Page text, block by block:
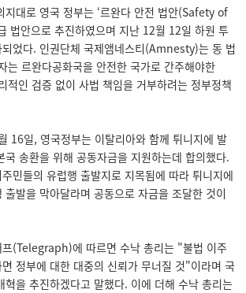
지대로 영국 정부는 ‘르완다 안전 법안(Safety of
법안으로 추진하였으며 지난 12월 12일 하원 투
었다. 인권단체 국제앰네스티(Amnesty)는 동 법
는 르완다공화국을 안전한 국가로 간주해야한
적인 검증 없이 사법 책임을 거부하려는 정부정책
16일, 영국정부는 이탈리아와 함께 튀니지에 발
국 송환을 위해 공동자금을 지원하는데 합의했다.
민들의 유럽행 출발지로 지목됨에 따라 튀니지에
발을 막아달라며 공동으로 자금을 조달한 것이
프(Telegraph)에 따르면 수낙 총리는 "불법 이주
정부에 대한 대중의 신뢰가 무너질 것"이라며 국
혁을 추진하겠다고 말했다. 이에 더해 수낙 총리는